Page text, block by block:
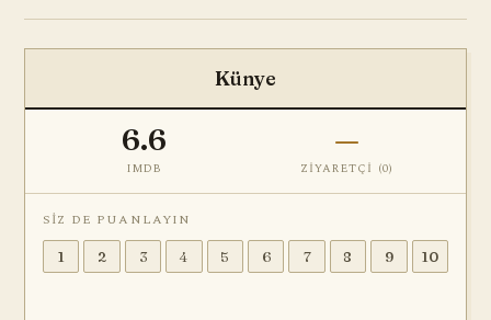
Künye
6.6
IMDB
—
ZIYARETÇI (0)
SIZ DE PUANLAYIN
1 2 3 4 5 6 7 8 9 10